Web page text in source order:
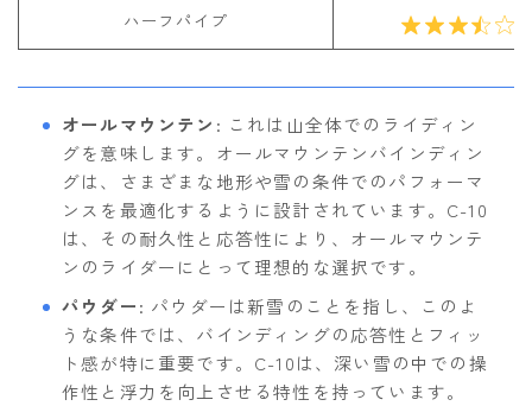
ハーフパイプ
オールマウンテン : これは山全体でのライディン
グを意味します。オールマウンテンバインディン
グは、さまざまな地形や雪の条件でのパフォーマ
ンスを最適化するように設計されています。C-10
は、その耐久性と応答性により、オールマウンテ
ンのライダーにとって理想的な選択です。
パウダー: パウダーは新雪のことを指し、このよ
うな条件では、バインディングの応答性とフィッ
ト感が特に重要です。C-10は、深い雪の中での操
作性と浮力を向上させる特性を持っています。